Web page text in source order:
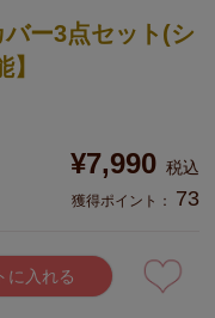
ー3点セット(シ
¥7,990 税込
獲得ポイント： 73
に入れる